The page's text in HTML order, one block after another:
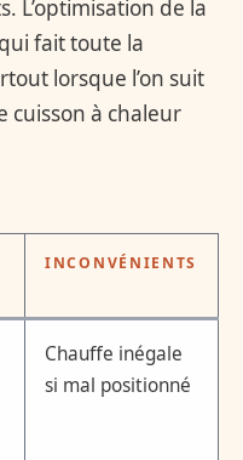
L’optimisation de la
fait toute la
lorsque l’on suit
cuisson à chaleur
INCONVÉNIENTS
Chauffe inégale
si mal positionné